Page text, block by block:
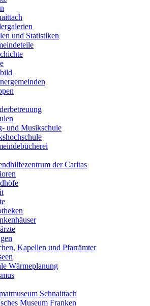
und Statistiken
und Musikschule
der Caritas
Kapellen und Pfarrämter
Wärmeplanung
Schnaittach
Museum Franken